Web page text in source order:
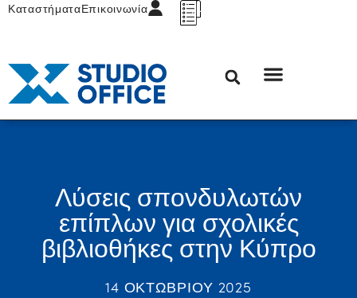
ΚαταστήματαΕπικοινωνία
Λύσεις σπονδυλωτών
επίπλων για σχολικές
βιβλιοθήκες στην Κύπρο
14 ΟΚΤΩΒΡΊΟΥ 2025